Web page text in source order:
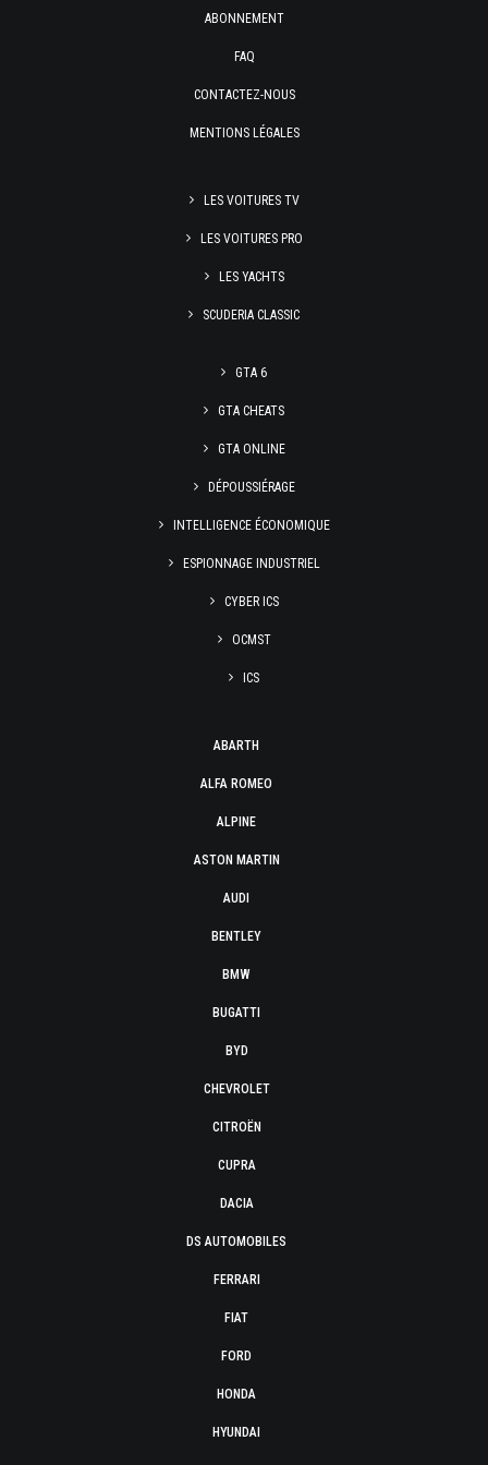
ABONNEMENT
FAQ
CONTACTEZ-NOUS
MENTIONS LÉGALES
LES VOITURES TV
LES VOITURES PRO
LES YACHTS
SCUDERIA CLASSIC
GTA 6
GTA CHEATS
GTA ONLINE
DÉPOUSSIÉRAGE
INTELLIGENCE ÉCONOMIQUE
ESPIONNAGE INDUSTRIEL
CYBER ICS
OCMST
ICS
ABARTH
ALFA ROMEO
ALPINE
ASTON MARTIN
AUDI
BENTLEY
BMW
BUGATTI
BYD
CHEVROLET
CITROËN
CUPRA
DACIA
DS AUTOMOBILES
FERRARI
FIAT
FORD
HONDA
HYUNDAI